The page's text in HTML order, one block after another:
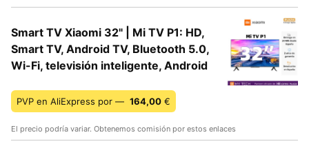
Smart TV Xiaomi 32" | Mi TV P1: HD,
Smart TV, Android TV, Bluetooth 5.0,
Wi-Fi, televisión inteligente, Android
PVP en AliExpress por — 164,00 €
El precio podría variar. Obtenemos comisión por estos enlaces